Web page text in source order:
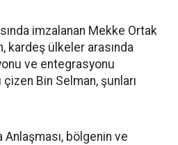
imzalanan Mekke Ortak
kardeş ülkeler arasında
ve entegrasyonu
Bin Selman, şunları
bölgenin ve